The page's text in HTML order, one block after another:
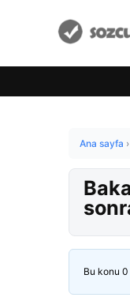
Ana sayfa ›
Bu konu 0